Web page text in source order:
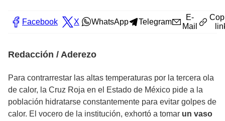
Facebook X WhatsApp Telegram
E-
Mail
Redacción / Aderezo
Para contrarrestar las altas temperaturas por la tercera ola
de calor, la Cruz Roja en el Estado de México pide a la
población hidratarse constantemente para evitar golpes de
calor. El vocero de la institución, exhortó a tomar un vaso